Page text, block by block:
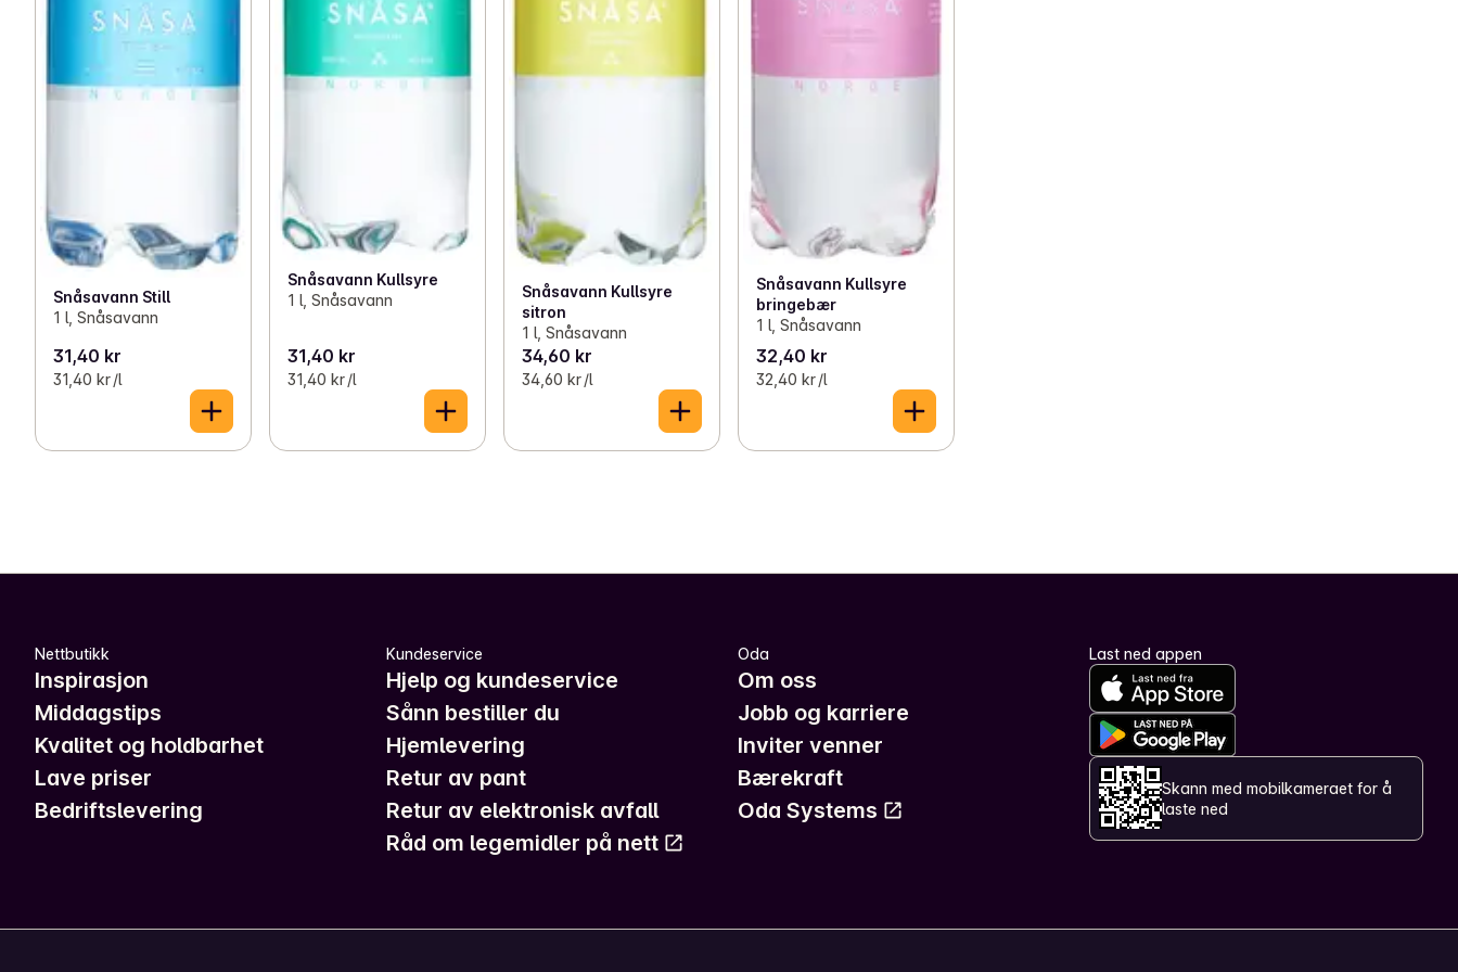
Snåsavann Still
1 l, Snåsavann
31,40 kr
31,40 kr /l
Snåsavann Kullsyre
1 l, Snåsavann
31,40 kr
31,40 kr /l
Snåsavann Kullsyre
sitron
1 l, Snåsavann
34,60 kr
34,60 kr /l
Snåsavann Kullsyre
bringebær
1 l, Snåsavann
32,40 kr
32,40 kr /l
Nettbutikk
Inspirasjon
Middagstips
Kvalitet og holdbarhet
Lave priser
Bedriftslevering
Kundeservice
Hjelp og kundeservice
Sånn bestiller du
Hjemlevering
Retur av pant
Retur av elektronisk avfall
Råd om legemidler på nett
Oda
Om oss
Jobb og karriere
Inviter venner
Bærekraft
Oda Systems
Last ned appen
Skann med mobilkameraet for å
laste ned